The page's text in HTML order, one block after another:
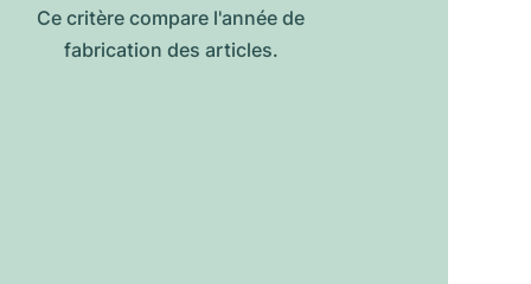
Ce critère compare l'année de
fabrication des articles.